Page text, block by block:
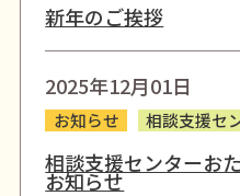
新年のご挨拶
2025年12月01日
お知らせ 相談支援セ
相談支援センターお
お知らせ